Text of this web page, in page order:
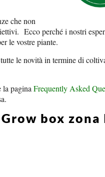
che non
Ecco perché i nostri
le vostre piante.
le novità in termine di
pagina Frequently Asked
box zona